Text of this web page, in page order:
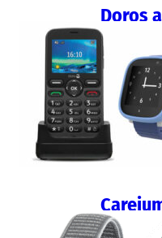
Doros
Doro
Doro,
fick se sin
Rapidus